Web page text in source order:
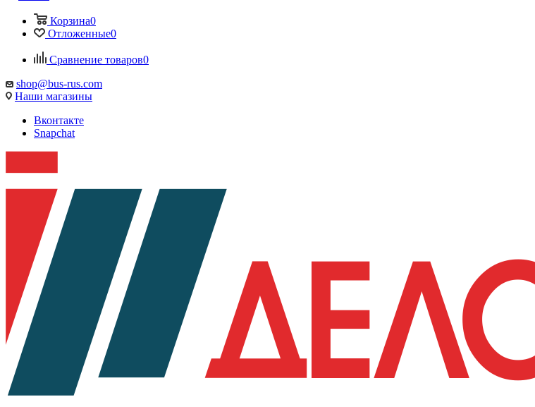
Корзина0
Отложенные0
Сравнение товаров0
shop@bus-rus.com
Наши магазины
Вконтакте
Snapchat